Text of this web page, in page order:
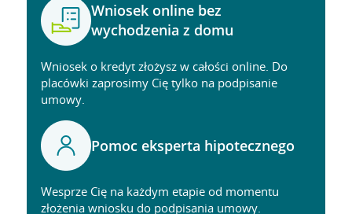
Wniosek online bez
wychodzenia z domu
Wniosek o kredyt złożysz w całości online. Do
placówki zaprosimy Cię tylko na podpisanie
umowy.
Pomoc eksperta hipotecznego
Wesprze Cię na każdym etapie od momentu
złożenia wniosku do podpisania umowy.